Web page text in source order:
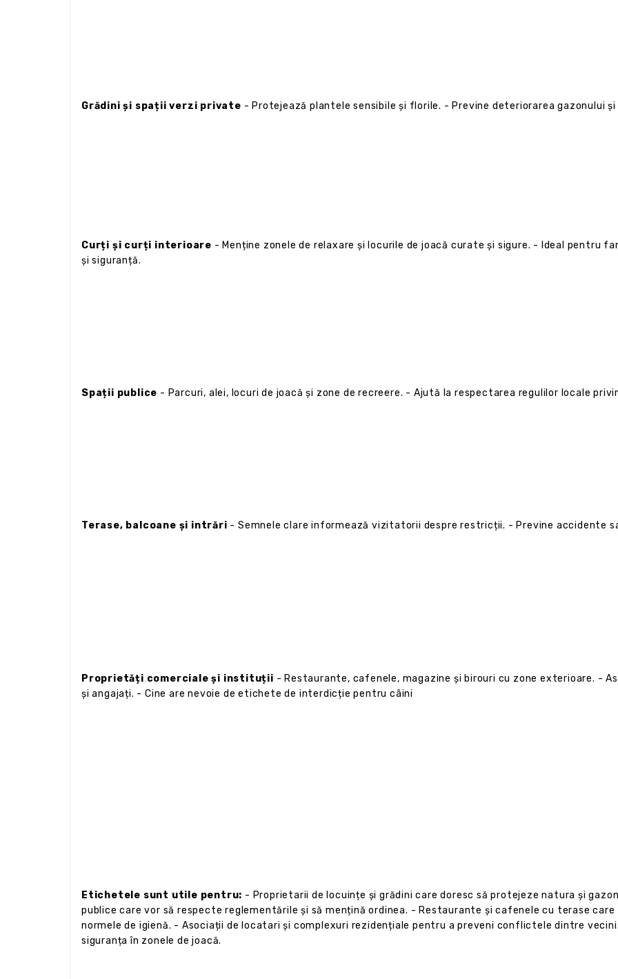
Grădini și spații verzi private - Protejează plantele sensibile și florile. - Previne deteriorarea gazonului
Curți și curți interioare - Menține zonele de relaxare și locurile de joacă curate și sigure. - Ideal pentru
și siguranță.
Spații publice - Parcuri, alei, locuri de joacă și zone de recreere. - Ajută la respectarea regulilor locale
Terase, balcoane și intrări - Semnele clare informează vizitatorii despre restricții. - Previne accidente
Proprietăți comerciale și instituții - Restaurante, cafenele, magazine și birouri cu zone exterioare. -
și angajați. - Cine are nevoie de etichete de interdicție pentru câini
Etichetele sunt utile pentru: - Proprietarii de locuințe și grădini care doresc să protejeze natura și
publice care vor să respecte reglementările și să mențină ordinea. - Restaurante și cafenele cu terase
normele de igienă. - Asociații de locatari și complexuri rezidențiale pentru a preveni conflictele dintre
siguranța în zonele de joacă.